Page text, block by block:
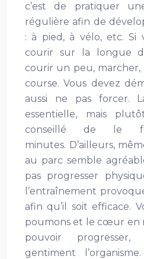
c’est de pratiquer
régulière afin de
: à pied, à vélo, etc. Si
courir sur la longue
courir un peu,
course. Vous devez
aussi ne pas forcer.
essentielle, mais
conseillé de le
minutes. D’ailleurs,
au parc semble
pas progresser
l’entraînement
afin qu’il soit efficace.
poumons et le cœur en
pouvoir
gentiment